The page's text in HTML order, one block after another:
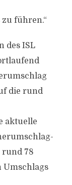
führen.“
des ISL
die rund
aktuelle
rund 78
Umschlags